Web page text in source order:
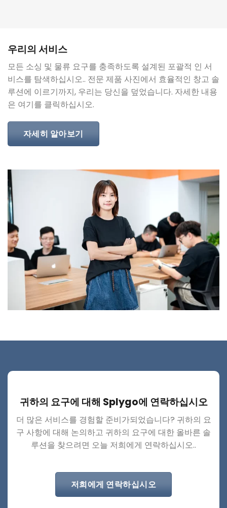
우리의 서비스
모든 소싱 및 물류 요구를 충족하도록 설계된 포괄적 인 서
비스를 탐색하십시오.. 전문 제품 사진에서 효율적인 창고 솔
루션에 이르기까지, 우리는 당신을 덮었습니다. 자세한 내용
은 여기를 클릭하십시오.
자세히 알아보기
귀하의 요구에 대해 Splygo에 연락하십시오
더 많은 서비스를 경험할 준비가되었습니다? 귀하의 요
구 사항에 대해 논의하고 귀하의 요구에 대한 올바른 솔
루션을 찾으려면 오늘 저희에게 연락하십시오..
저희에게 연락하십시오